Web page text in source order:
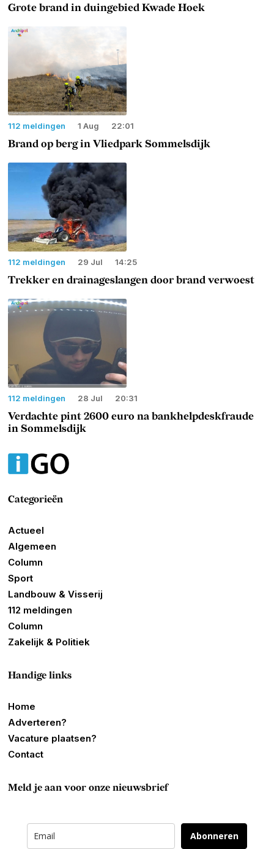
Grote brand in duingebied Kwade Hoek
112 meldingen 1 Aug 22:01
Brand op berg in Vliedpark Sommelsdijk
112 meldingen 29 Jul 14:25
Trekker en drainageslangen door brand verwoest
112 meldingen 28 Jul 20:31
Verdachte pint 2600 euro na bankhelpdeskfraude
in Sommelsdijk
Categorieën
Actueel
Algemeen
Column
Sport
Landbouw & Visserij
112 meldingen
Column
Zakelijk & Politiek
Handige links
Home
Adverteren?
Vacature plaatsen?
Contact
Meld je aan voor onze nieuwsbrief
Abonneren